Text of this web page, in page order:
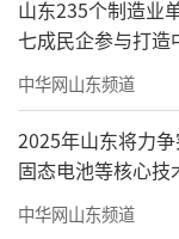
地成交规划
3%；土地出
出让金连续2
1-9月，300
方米，同比
元，同比增长
山东235个制造业
七成民企参与打
中华网山东频道
2025年山东将力
固态电池等核心技
中华网山东频道